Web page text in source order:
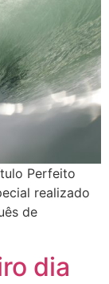
Perfeito
realizado
de
dia